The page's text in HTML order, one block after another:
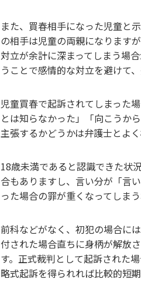
また、買春相手になった児童と
の相手は児童の両親になります
対立が余計に深まってしまう場
うことで感情的な対立を避けて
児童買春で起訴されてしまった
とは知らなかった」「向こうか
主張するかどうかは弁護士とよ
18歳未満であると認識できた状
合もありますし、言い分が「言
った場合の罪が重くなってしまう
前科などがなく、初犯の場合に
付された場合直ちに身柄が解放
す。正式裁判として起訴された
略式起訴を得られれば比較的短